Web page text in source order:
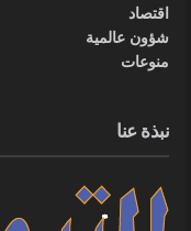
اقتصاد
شؤون عالمية
منوعات
نبذة عنا